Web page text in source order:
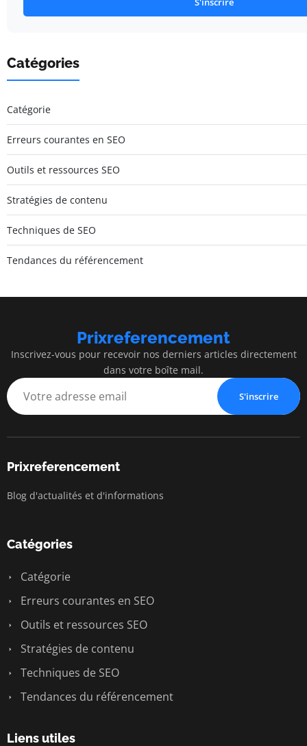
Catégories
Catégorie
Erreurs courantes en SEO
Outils et ressources SEO
Stratégies de contenu
Techniques de SEO
Tendances du référencement
Prixreferencement
Inscrivez-vous pour recevoir nos derniers articles directement
dans votre boîte mail.
S'inscrire
Prixreferencement
Blog d'actualités et d'informations
Catégories
Catégorie
Erreurs courantes en SEO
Outils et ressources SEO
Stratégies de contenu
Techniques de SEO
Tendances du référencement
Liens utiles